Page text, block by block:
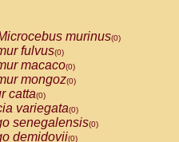
murinus(0)
fulvus(0)
macaco(0)
mongoz(0)
catta(0)
variegata(0)
senegalensis(0)
demidovii(0)